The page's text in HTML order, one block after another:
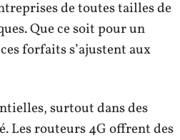
de toutes tailles de
Que ce soit pour un
forfaits s’ajustent aux
surtout dans des
Les routeurs 4G offrent des